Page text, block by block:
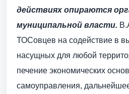
действиях опираются
муниципальной власти.
ТОСовцев на содействие в
насущных для любой
печение экономических
самоуправления,